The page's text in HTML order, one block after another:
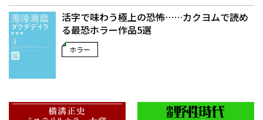
活字で味わう極上の恐怖……カクヨムで読め
る最恐ホラー作品5選
ホラー